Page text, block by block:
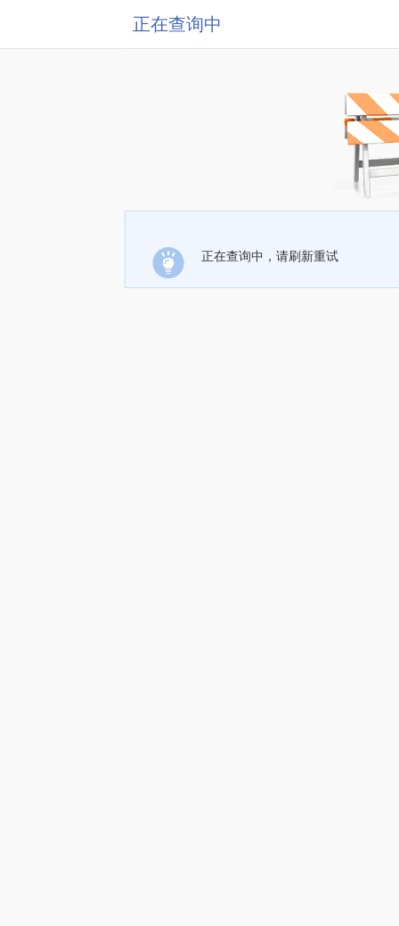
正在查询中
正在查询中，请刷新重试